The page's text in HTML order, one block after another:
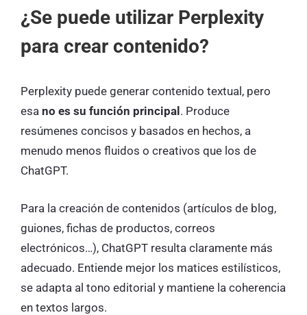
¿Se puede utilizar Perplexity
para crear contenido?
Perplexity puede generar contenido textual, pero
esa no es su función principal . Produce
resúmenes concisos y basados en hechos, a
menudo menos fluidos o creativos que los de
ChatGPT.
Para la creación de contenidos (artículos de blog,
guiones, fichas de productos, correos
electrónicos…), ChatGPT resulta claramente más
adecuado. Entiende mejor los matices estilísticos,
se adapta al tono editorial y mantiene la coherencia
en textos largos.